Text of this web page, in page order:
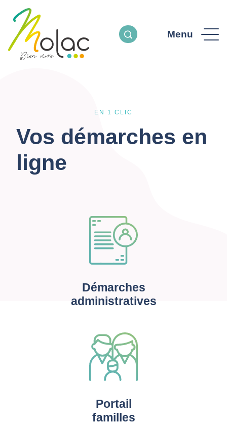
Menu
EN 1 CLIC
Vos démarches en
ligne
Démarches
administratives
Portail
familles